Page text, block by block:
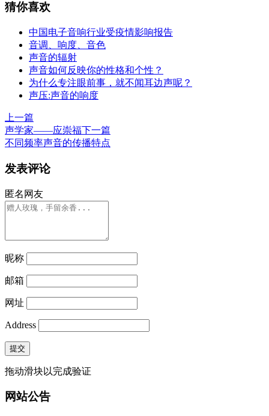
猜你喜欢
中国电子音响行业受疫情影响报告
音调、响度、音色
声音的辐射
声音如何反映你的性格和个性？
为什么专注眼前事，就不闻耳边声呢？
声压:声音的响度
上一篇
声学家——应崇福下一篇
不同频率声音的传播特点
发表评论
匿名网友
昵称
邮箱
网址
Address
提交
拖动滑块以完成验证
网站公告